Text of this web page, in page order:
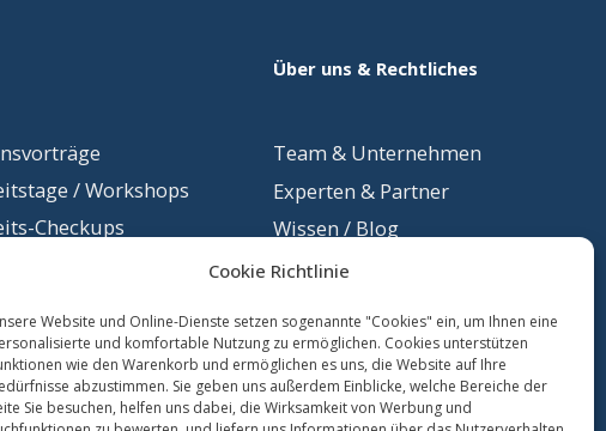
Cookie Richtlinie
Website und Online-Dienste setzen sogenannte "Cookies" ein, um Ihnen eine
und komfortable Nutzung zu ermöglichen. Cookies unterstützen
wie den Warenkorb und ermöglichen es uns, die Website auf Ihre
abzustimmen. Sie geben uns außerdem Einblicke, welche Bereiche der
Sie besuchen, helfen uns dabei, die Wirksamkeit von Werbung und
/ Workshops
Checkups
Konzeption
Über uns & Rechtliches
Team & Unternehmen
Experten & Partner
Wissen / Blog
Newsletter
Kontakt
Datenschutz